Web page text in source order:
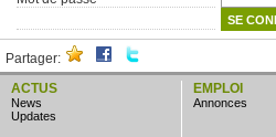
Partager:
ACTUS
news
updates
EMPLOI
annonces